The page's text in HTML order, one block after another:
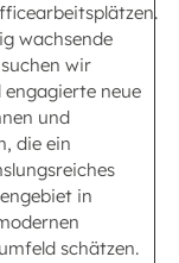
wachsende
wir
engagierte neue
und
die ein
in
schätzen.